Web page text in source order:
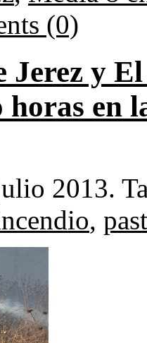
(0)
Jerez y
horas en
2013.
,